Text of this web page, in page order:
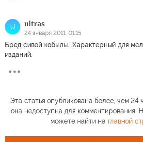
U ultras
24 января 2011, 01:15
Бред сивой кобылы...Характерный для
изданий.
Эта статья опубликована более, чем 24
она недоступна для комментирования.
можете найти на главной